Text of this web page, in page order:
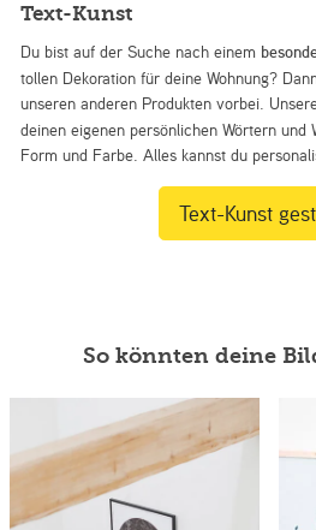
Text-Kunst
Du bist auf der Suche nach einem
tollen Dekoration für deine Wohnung?
unseren anderen Produkten vorbei.
deinen eigenen persönlichen Wörtern und
Form und Farbe. Alles kannst du
Text-Kunst
So könnten deine